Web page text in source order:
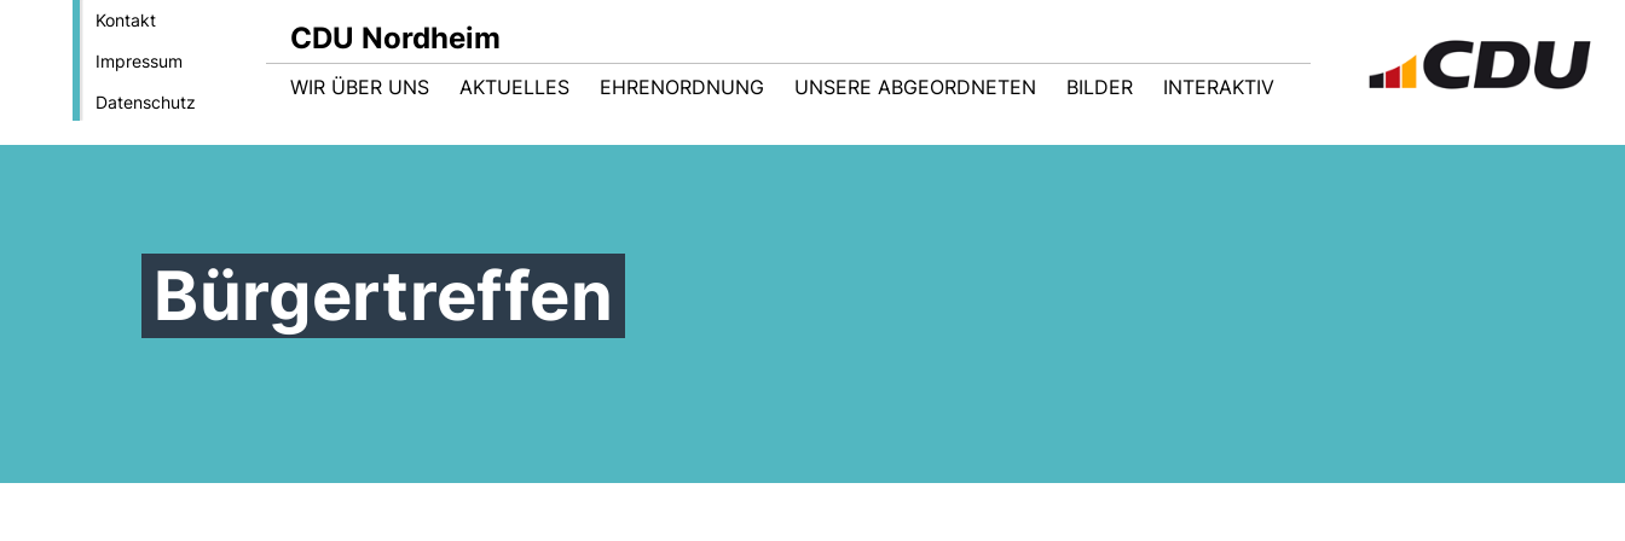
Kontakt
Impressum
Datenschutz
CDU Nordheim
WIR ÜBER UNS AKTUELLES EHRENORDNUNG UNSERE ABGEORDNETEN BILDER INTERAKTIV
Bürgertreffen